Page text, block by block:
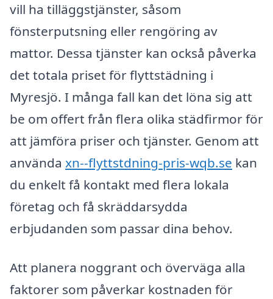
vill ha tilläggstjänster, såsom
fönsterputsning eller rengöring av
mattor. Dessa tjänster kan också påverka
det totala priset för flyttstädning i
Myresjö. I många fall kan det löna sig att
be om offert från flera olika städfirmor för
att jämföra priser och tjänster. Genom att
använda xn--flyttstdning-pris-wqb.se kan
du enkelt få kontakt med flera lokala
företag och få skräddarsydda
erbjudanden som passar dina behov.
Att planera noggrant och överväga alla
faktorer som påverkar kostnaden för